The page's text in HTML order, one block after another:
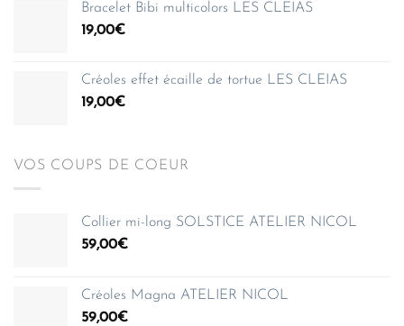
35,00€
Bracelet Bibi multicolors LES CLEIAS
19,00€
Créoles effet écaille de tortue LES CLEIAS
19,00€
VOS COUPS DE COEUR
Collier mi-long SOLSTICE ATELIER NICOL
59,00€
Créoles Magna ATELIER NICOL
59,00€